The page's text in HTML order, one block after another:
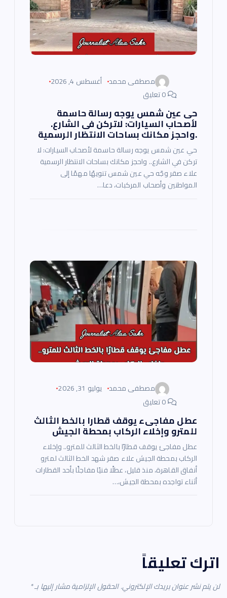
مصطفى محمد أغسطس 4, 2026
حى عين شمس يوجه رسالة حاسمة
لأصحاب السيارات: لاتركن فى الشارع.
.واحجز مكانك بساحات الانتظار الرسمية
حي عين شمس يوجه رسالة حاسمة لأصحاب السيارات: لا
تركن في الشارع.. واحجز مكانك بساحات الانتظار الرسمية
علاء صقر وجّه حي عين شمس تنويهًا مهمًا إلى
المواطنين وأصحاب المركبات، دعا…
مصطفى محمد يوليو 31, 2026
عطل مفاجىء يوقف قطارا بالخط الثالث
للمترو وإخلاء الركاب بمحطة الجيش
عطل مفاجئ يوقف قطارًا بالخط الثالث للمترو.. وإخلاء
الركاب بمحطة الجيش علاء صقر شهد الخط الثالث لمترو
أنفاق القاهرة، منذ قليل، عطلًا فنيًا مفاجئًا بأحد القطارات
أثناء تواجده بمحطة الجيش،…
اترك تعليقاً
لن يتم نشر عنوان بريدك الإلكتروني.الحقول الإلزامية مشار إليها بـ*